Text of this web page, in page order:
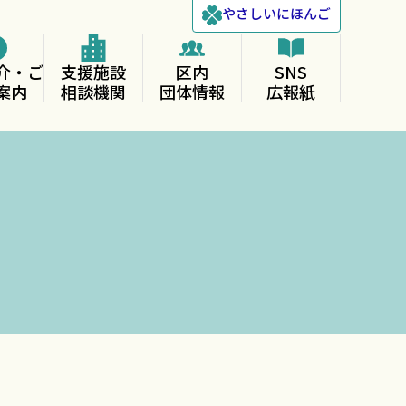
やさしいにほんご
・ご
内
支援施設
相談機関
区内
団体情報
SNS
広報紙